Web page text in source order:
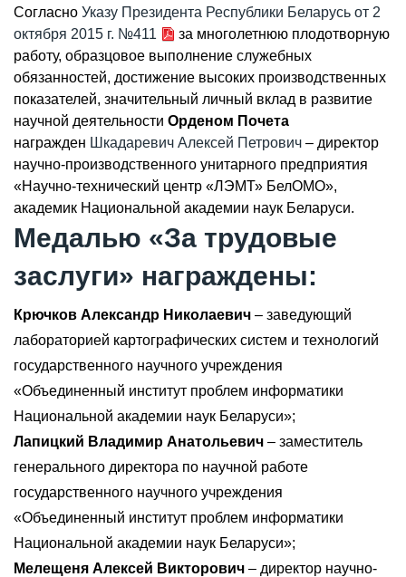
Согласно Указу Президента Республики Беларусь от 2
октября 2015 г. №411
за многолетнюю плодотворную
работу, образцовое выполнение служебных
обязанностей, достижение высоких производственных
показателей, значительный личный вклад в развитие
научной деятельности Орденом Почета
награжден Шкадаревич Алексей Петрович – директор
научно-производственного унитарного предприятия
«Научно-технический центр «ЛЭМТ» БелОМО»,
академик Национальной академии наук Беларуси.
Медалью «За трудовые
заслуги» награждены:
Крючков Александр Николаевич – заведующий
лабораторией картографических систем и технологий
государственного научного учреждения
«Объединенный институт проблем информатики
Национальной академии наук Беларуси»;
Лапицкий Владимир Анатольевич – заместитель
генерального директора по научной работе
государственного научного учреждения
«Объединенный институт проблем информатики
Национальной академии наук Беларуси»;
Мелещеня Алексей Викторович – директор научно-